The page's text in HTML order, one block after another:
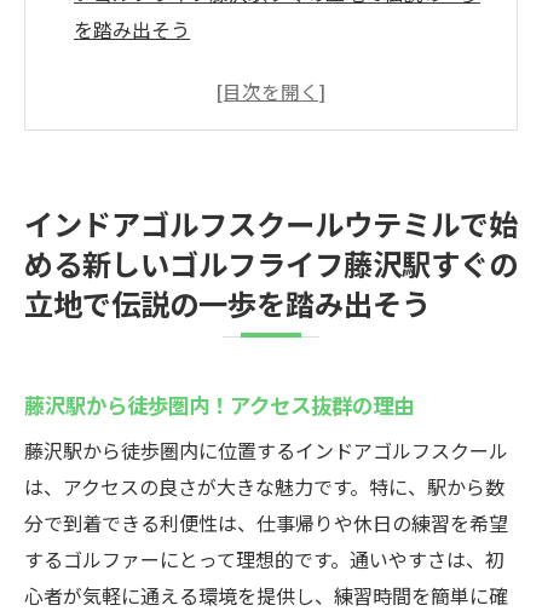
を踏み出そう
初心者が安心して通えるインドアゴルフの
通い放題プランの活用法
地域密着型のインドアゴルフスクールの特
長
24時間営業の魅力とは？藤沢駅のインドアゴル
フスクールウテミルを徹底解説
24時間営業の便利さを最大限に活用する方
法
夜間や早朝でも快適に練習できる環境
時間を気にせずに練習できる安心感
インドアゴルフスクールウテミルで始
める新しいゴルフライフ藤沢駅すぐの
立地で伝説の一歩を踏み出そう
藤沢駅から徒歩圏内！アクセス抜群の理由
藤沢駅から徒歩圏内に位置するインドアゴルフスクール
は、アクセスの良さが大きな魅力です。特に、駅から数
分で到着できる利便性は、仕事帰りや休日の練習を希望
するゴルファーにとって理想的です。通いやすさは、初
心者が気軽に通える環境を提供し、練習時間を簡単に確